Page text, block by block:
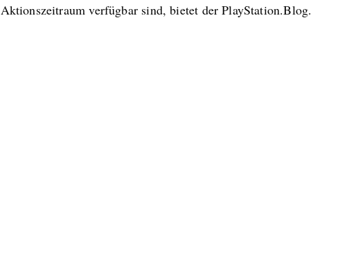
Aktionszeitraum verfügbar sind, bietet der PlayStation.Blog.